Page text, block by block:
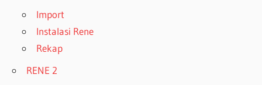
Import
Instalasi Rene
Rekap
RENE 2